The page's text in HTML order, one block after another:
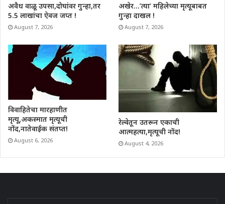
अवैध वाळू उपसा,दोघांवर गुन्हा,तर
5.5 लाखांचा ऐवज जप्त !
August 7, 2026
अखेर…’त्या’ महिलेच्या मृत्यूबाबत
गुन्हा दाखल !
August 7, 2026
विवाहितेचा मारहाणीत
मृत्यू,अकस्मात मृत्यूची
नोंद,नातेवाईक संतप्त!
August 6, 2026
रेल्वेतून उतरून एकाची
आत्महत्या,मृत्यूची नोंद!
August 4, 2026